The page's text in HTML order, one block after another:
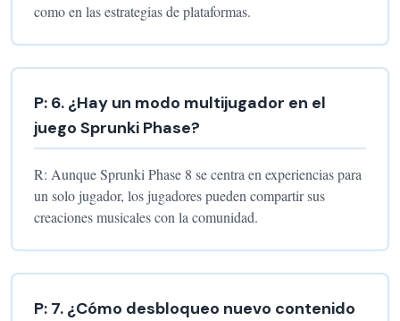
como en las estrategias de plataformas.
P: 6. ¿Hay un modo multijugador en el
juego Sprunki Phase?
R: Aunque Sprunki Phase 8 se centra en experiencias para
un solo jugador, los jugadores pueden compartir sus
creaciones musicales con la comunidad.
P: 7. ¿Cómo desbloqueo nuevo contenido